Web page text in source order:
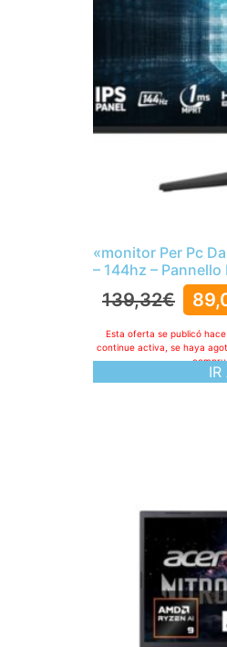
«monitor Per Pc
– 144hz – Pannello
139,32€
IR
Esta oferta se publicó
continue activa, se haya